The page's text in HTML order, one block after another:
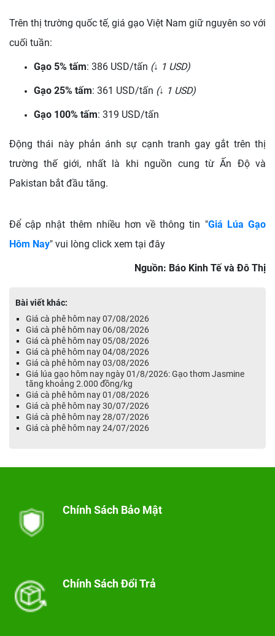
Trên thị trường quốc tế, giá gạo Việt Nam giữ nguyên so với
cuối tuần:
Gạo 5% tấm: 386 USD/tấn (↓ 1 USD)
Gạo 25% tấm: 361 USD/tấn (↓ 1 USD)
Gạo 100% tấm: 319 USD/tấn
Động thái này phản ánh sự cạnh tranh gay gắt trên thị
trường thế giới, nhất là khi nguồn cung từ Ấn Độ và
Pakistan bắt đầu tăng.
Để cập nhật thêm nhiều hơn về thông tin "Giá Lúa Gạo
Hôm Nay" vui lòng click xem tại đây
Nguồn: Báo Kinh Tế và Đô Thị
Bài viết khác:
Giá cà phê hôm nay 07/08/2026
Giá cà phê hôm nay 06/08/2026
Giá cà phê hôm nay 05/08/2026
Giá cà phê hôm nay 04/08/2026
Giá cà phê hôm nay 03/08/2026
Giá lúa gạo hôm nay ngày 01/8/2026: Gạo thơm Jasmine
tăng khoảng 2.000 đồng/kg
Giá cà phê hôm nay 01/08/2026
Giá cà phê hôm nay 30/07/2026
Giá cà phê hôm nay 28/07/2026
Giá cà phê hôm nay 24/07/2026
Chính Sách Bảo Mật
Chính Sách Đổi Trả